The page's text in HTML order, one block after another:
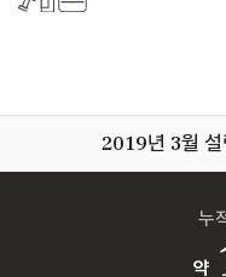
2019년 3월 설
누
약